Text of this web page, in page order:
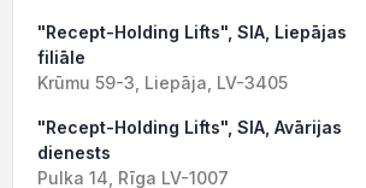
"Recept-Holding Lifts", SIA, Liepājas
filiāle
Krūmu 59-3, Liepāja, LV-3405
"Recept-Holding Lifts", SIA, Avārijas
dienests
Pulka 14, Rīga LV-1007